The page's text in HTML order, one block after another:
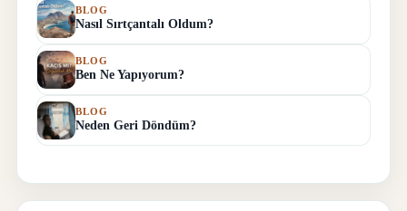
BLOG
Nasıl Sırtçantalı Oldum?
BLOG
Ben Ne Yapıyorum?
BLOG
Neden Geri Döndüm?